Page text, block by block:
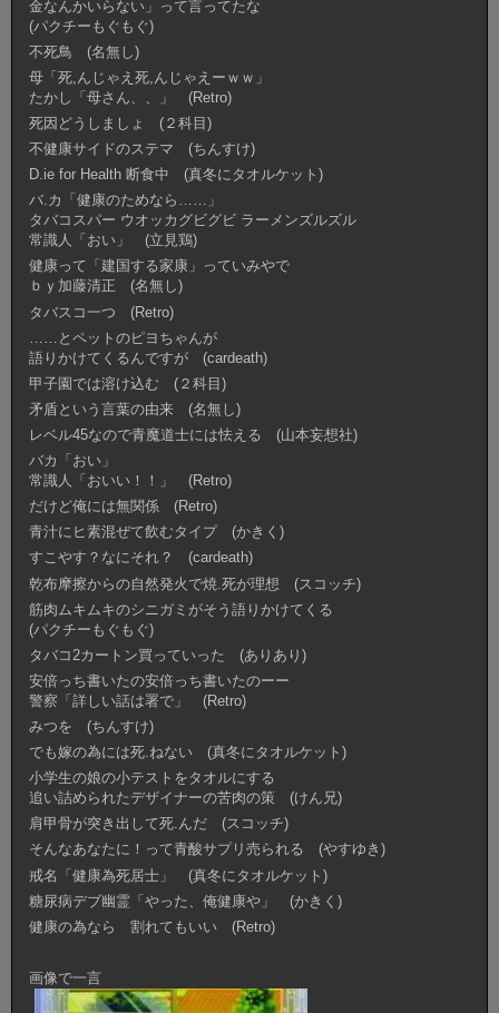
金なんかいらない」って言ってたな
(パクチーもぐもぐ)
不死鳥 (名無し)
母「死,んじゃえ死,んじゃえーｗｗ」
たかし「母さん、、」 (Retro)
死因どうしましょ (２科目)
不健康サイドのステマ (ちんすけ)
D.ie for Health 断食中 (真冬にタオルケット)
バ.カ「健康のためなら……」
タバコスパー ウオッカグビグビ ラーメンズルズル
常識人「おい」 (立見鶏)
健康って「建国する家康」っていみやで
ｂｙ加藤清正 (名無し)
タバスコ一つ (Retro)
……とペットのピヨちゃんが
語りかけてくるんですが (cardeath)
甲子園では溶け込む (２科目)
矛盾という言葉の由来 (名無し)
レベル45なので青魔道士には怯える (山本妄想社)
バカ「おい」
常識人「おいい！！」 (Retro)
だけど俺には無関係 (Retro)
青汁にヒ素混ぜて飲むタイプ (かきく)
すこやす？なにそれ？ (cardeath)
乾布摩擦からの自然発火で焼.死が理想 (スコッチ)
筋肉ムキムキのシニガミがそう語りかけてくる
(パクチーもぐもぐ)
タバコ2カートン買っていった (ありあり)
安倍っち書いたの安倍っち書いたのーー
警察「詳しい話は署で」 (Retro)
みつを (ちんすけ)
でも嫁の為には死.ねない (真冬にタオルケット)
小学生の娘の小テストをタオルにする
追い詰められたデザイナーの苦肉の策 (けん兄)
肩甲骨が突き出して死.んだ (スコッチ)
そんなあなたに！って青酸サプリ売られる (やすゆき)
戒名「健康為死居士」 (真冬にタオルケット)
糖尿病デブ幽霊「やった、俺健康や」 (かきく)
健康の為なら 割れてもいい (Retro)
画像で一言